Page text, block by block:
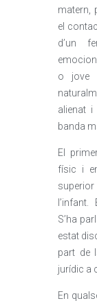
matern,
el
d’un
o jove
alienat
banda
El
físic i
S’ha
estat
part de
jurídic a
En